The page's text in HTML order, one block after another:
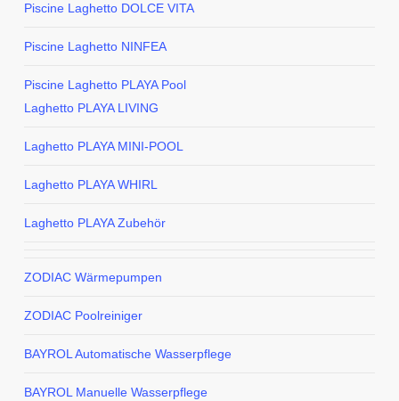
Piscine Laghetto DOLCE VITA
Piscine Laghetto NINFEA
Piscine Laghetto PLAYA Pool
Laghetto PLAYA LIVING
Laghetto PLAYA MINI-POOL
Laghetto PLAYA WHIRL
Laghetto PLAYA Zubehör
ZODIAC Wärmepumpen
ZODIAC Poolreiniger
BAYROL Automatische Wasserpflege
BAYROL Manuelle Wasserpflege